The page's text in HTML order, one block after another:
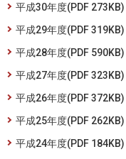
平成30年度(PDF 273KB)
平成29年度(PDF 319KB)
平成28年度(PDF 590KB)
平成27年度(PDF 323KB)
平成26年度(PDF 372KB)
平成25年度(PDF 262KB)
平成24年度(PDF 184KB)